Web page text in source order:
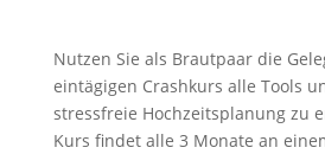
Nutzen Sie als Brautpaar die
eintägigen Crashkurs alle Tools
stressfreie Hochzeitsplanung zu
Kurs findet alle 3 Monate an